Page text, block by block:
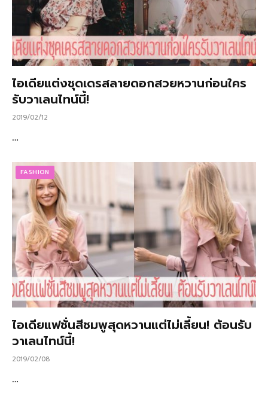
ไอเดียแต่งชุดเดรสลายดอกสวยหวานก่อนใคร
รับวาเลนไทน์นี้!
2019/02/12
…
FASHION
ไอเดียแฟชั่นสีชมพูสุดหวานแต่ไม่เลี้ยน! ต้อนรับ
วาเลนไทน์นี้!
2019/02/08
…